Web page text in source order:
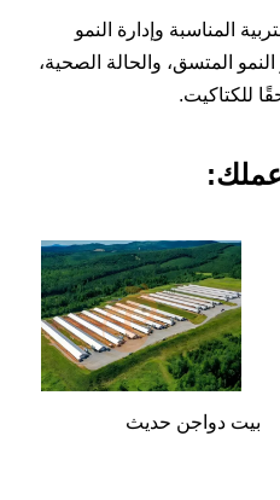
المناسبة وإدارة النمو
المتسق، والحالة الصحية،
للكتاكيت.
عملك:
بيت دواجن حديث